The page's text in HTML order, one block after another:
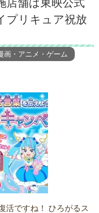
店舗は東映公式
プリキュア祝放
画・アニメ・ゲーム
活ですね！ ひろがるス